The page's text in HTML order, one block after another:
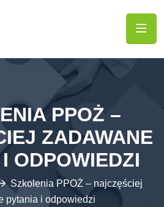
PPOŻ –
ZADAWANE
ODPOWIEDZI
Szkolenia PPOŻ – najczęściej
pytania i odpowiedzi